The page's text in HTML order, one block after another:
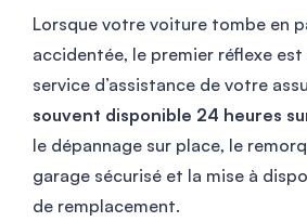
Lorsque votre voiture tombe en
accidentée, le premier réflexe
service d’assistance de votre
souvent disponible 24 heures
le dépannage sur place, le
garage sécurisé et la mise à
de remplacement.